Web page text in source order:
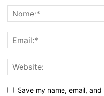
Save my name, email,